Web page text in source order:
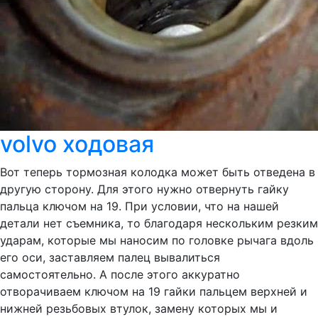
volvo ходовая
Вот теперь тормозная колодка может быть отведена в
другую сторону. Для этого нужно отвернуть гайку
пальца ключом на 19. При условии, что на нашей
детали нет съемника, то благодаря нескольким резким
ударам, которые мы наносим по головке рычага вдоль
его оси, заставляем палец вывалиться
самостоятельно. А после этого аккуратно
отворачиваем ключом на 19 гайки пальцем верхней и
нижней резьбовых втулок, замену которых мы и